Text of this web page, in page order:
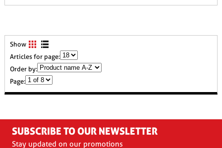
Show
Articles for page:
Order by:
Page:
SUBSCRIBE TO OUR NEWSLETTER
Stay updated on our promotions